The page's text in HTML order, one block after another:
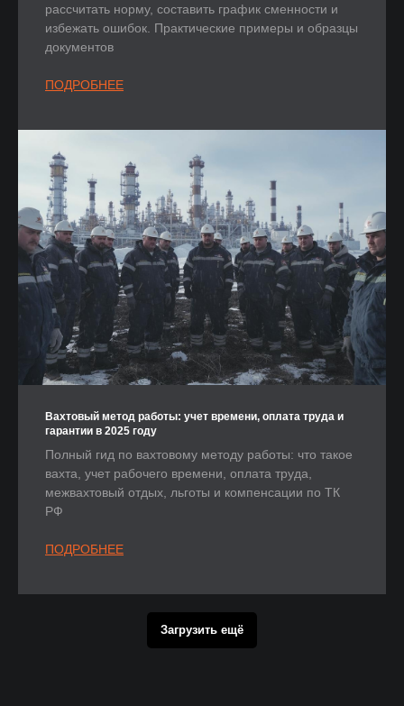
рассчитать норму, составить график сменности и
избежать ошибок. Практические примеры и образцы
документов
ПОДРОБНЕЕ
Вахтовый метод работы: учет времени, оплата труда и
гарантии в 2025 году
Полный гид по вахтовому методу работы: что такое
вахта, учет рабочего времени, оплата труда,
межвахтовый отдых, льготы и компенсации по ТК
РФ
ПОДРОБНЕЕ
Загрузить ещё